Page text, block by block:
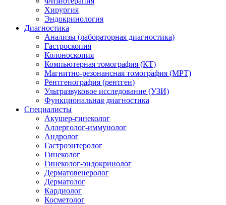
Хирургия
Эндокринология
Диагностика
Анализы (лабораторная диагностика)
Гастроскопия
Колоноскопия
Компьютерная томография (КТ)
Магнитно-резонансная томография (МРТ)
Рентгенография (рентген)
Ультразвуковое исследование (УЗИ)
Функциональная диагностика
Специалисты
Акушер-гинеколог
Аллерголог-иммунолог
Андролог
Гастроэнтеролог
Гинеколог
Гинеколог-эндокринолог
Дерматовенеролог
Дерматолог
Кардиолог
Косметолог